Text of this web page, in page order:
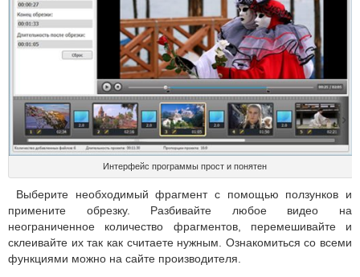
Интерфейс программы прост и понятен
Выберите необходимый фрагмент с помощью ползунков и
примените обрезку. Разбивайте любое видео на
неограниченное количество фрагментов, перемешивайте и
склеивайте их так как считаете нужным. Ознакомиться со всеми
функциями можно на сайте производителя.